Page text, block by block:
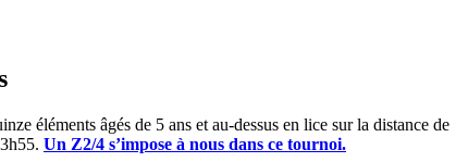
éléments âgés de 5 ans et au-dessus en lice sur la distance de
. Un Z2/4 s’impose à nous dans ce tournoi.